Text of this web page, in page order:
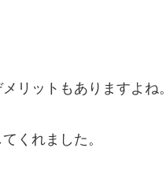
リットもありますよね。
くれました。